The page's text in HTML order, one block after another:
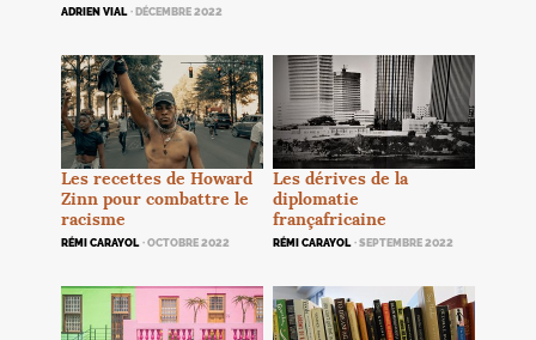
ADRIEN VIAL · DÉCEMBRE 2022
Les recettes de Howard
Zinn pour combattre le
racisme
RÉMI CARAYOL · OCTOBRE 2022
Les dérives de la
diplomatie
françafricaine
RÉMI CARAYOL · SEPTEMBRE 2022